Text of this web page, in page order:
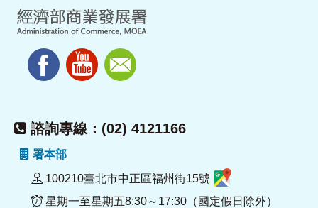
諮詢專線：(02) 4121166
署本部
100210臺北市中正區福州街15號
星期一至星期五8:30～17:30（國定假日除外）